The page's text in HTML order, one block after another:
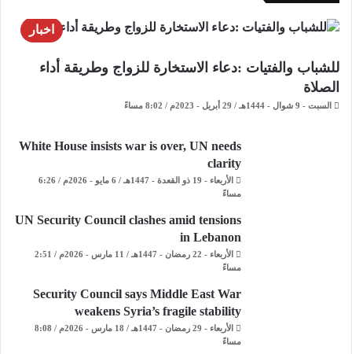
اخبار
للشباب والفتيات :دعاء الاستخارة للزواج وطريقة أداء
الصلاة
السبت - 9 شوال - 1444هـ / 29 أبريل - 2023م / 8:02 مساءً
White House insists war is over, UN needs
clarity
الأربعاء - 19 ذو القعدة - 1447هـ / 6 مايو - 2026م / 6:26
مساءً
UN Security Council clashes amid tensions
in Lebanon
الأربعاء - 22 رمضان - 1447هـ / 11 مارس - 2026م / 2:51
مساءً
Security Council says Middle East War
weakens Syria’s fragile stability
الأربعاء - 29 رمضان - 1447هـ / 18 مارس - 2026م / 8:08
مساءً